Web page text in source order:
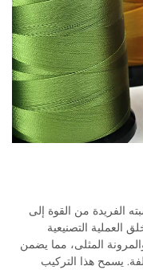
الفريدة من القوة إلى
العملية التصنيعية
المثلى، مما يضمن
يسمح هذا التركيب